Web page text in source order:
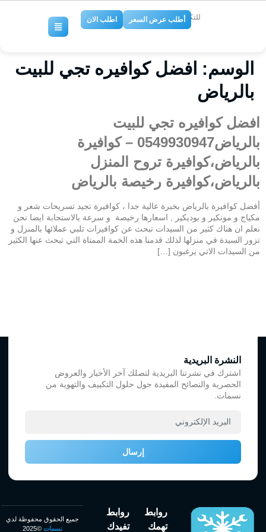
للتكييف والتبريد
أطلب عرض السعر اطلب الان
الوسم: افضل كوافيره تجي للبيت
بالرياض
افضل كوافيره تجي للبيت
بالرياض0549930947 – كوافيرة
بالرياض،كوافيرة تروح المنزل
بالرياض،كوافيرة رخيصة بالرياض
أفضل كوافيرة بالرياض بخبرة عالية جدا ، كوافيرة تجيد تسريحات شعر و
مكياج و مونكير و بوديكير , اسعارها رخيصة و سرعة بالاستجابة ايضا نحن
نعلم ان هناك كثير من السيدات تبحث عن كوافيرات تلبي عملائها بالمنزل و
تزور السيدة في منزلها لذلك قدمنا هذه الخمة الممتاة التي تبحث عنها الكثير
من السيدات الاتي يرغبون […]
روابط
تهمك
روابط
تفيدك
جميع الحقوق محفوظة لدي
نسمات©2025
النشرة البريدية
اشترك في نشرتنا البريدية لتصلك آخر الأخبار والعروض
الحصرية والنصائح المفيدة حول حلول التكييف والتهوية من
نسمات.
إرسال